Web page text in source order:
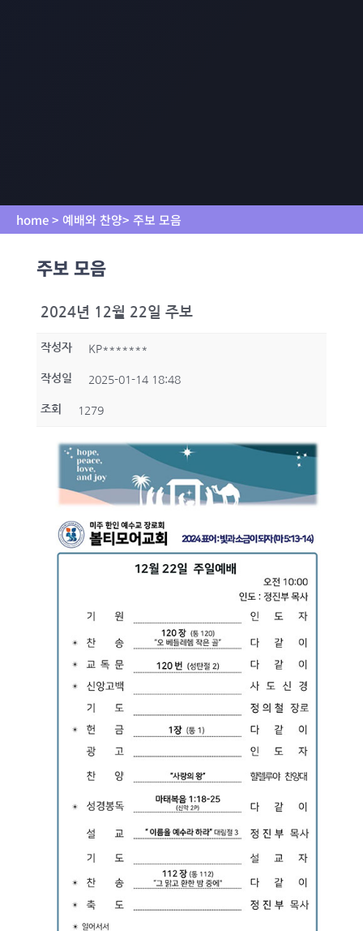
home > 예배와 찬양> 주보 모음
주보 모음
2024년 12월 22일 주보
작성자 KP*******
작성일 2025-01-14 18:48
조회 1279